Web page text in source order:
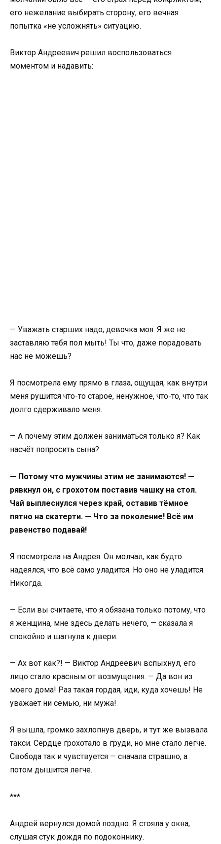
его нежелание выбирать сторону, его вечная
попытка «не усложнять» ситуацию.
Виктор Андреевич решил воспользоваться
моментом и надавить:
— Уважать старших надо, девочка моя. Я же не
заставляю тебя пол мыть! Ты что, даже порадовать
нас не можешь?
Я посмотрела ему прямо в глаза, ощущая, как внутри
меня рушится что-то старое, ненужное, что-то, что так
долго сдерживало меня.
— А почему этим должен заниматься только я? Как
насчёт попросить сына?
— Потому что мужчины этим не занимаются! —
рявкнул он, с грохотом поставив чашку на стол.
Чай выплеснулся через край, оставив тёмное
пятно на скатерти. — Что за поколение! Всё им
равенство подавай!
Я посмотрела на Андрея. Он молчал, как будто
надеялся, что всё само уладится. Но оно не уладится.
Никогда.
— Если вы считаете, что я обязана только потому, что
я женщина, мне здесь делать нечего, — сказала я
спокойно и шагнула к двери.
— Ах вот как?! — Виктор Андреевич вспыхнул, его
лицо стало красным от возмущения. — Да вон из
моего дома! Раз такая гордая, иди, куда хочешь! Не
уважает ни семью, ни мужа!
Я вышла, громко захлопнув дверь, и тут же вызвала
такси. Сердце грохотало в груди, но мне стало легче.
Свобода так и чувствуется — сначала страшно, а
потом дышится легче.
***
Андрей вернулся домой поздно. Я стояла у окна,
слушая стук дождя по подоконнику.